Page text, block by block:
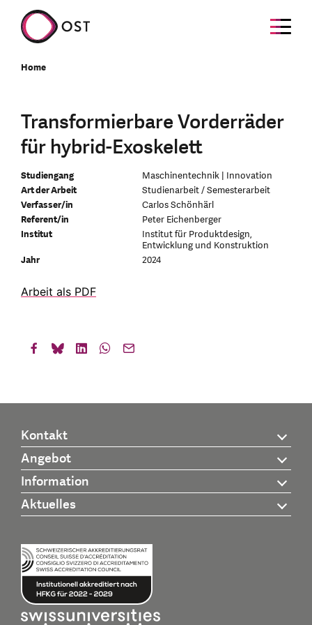
Home
Transformierbare Vorderräder
für hybrid-Exoskelett
Studiengang
Maschinentechnik | Innovation
Art der Arbeit
Studienarbeit / Semesterarbeit
Verfasser/in
Carlos Schönhärl
Referent/in
Peter Eichenberger
Institut
Institut für Produktdesign,
Entwicklung und Konstruktion
Jahr
2024
Arbeit als PDF
Kontakt
Angebot
Information
Aktuelles